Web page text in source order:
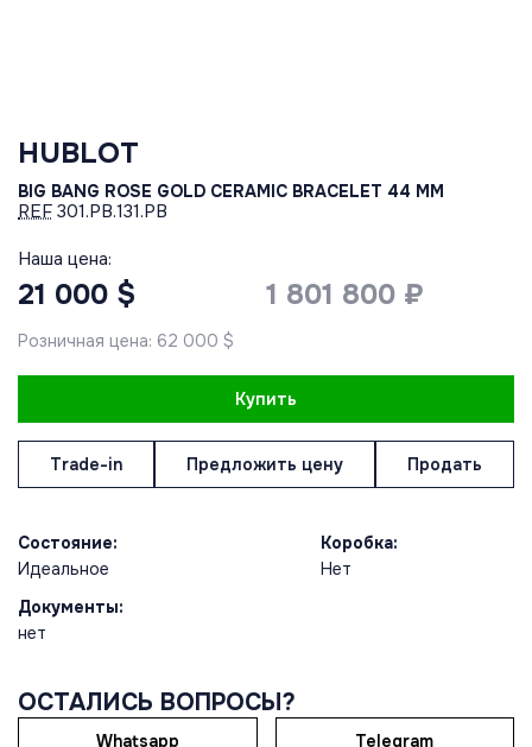
HUBLOT
BIG BANG ROSE GOLD CERAMIC BRACELET 44 MM
REF 301.PB.131.PB
Наша цена:
21 000 $ 1 801 800 ₽
Розничная цена: 62 000 $
Купить
Trade-in Предложить цену Продать
Состояние:
Идеальное
Коробка:
Нет
Документы:
нет
ОСТАЛИСЬ ВОПРОСЫ?
Whatsapp Telegram